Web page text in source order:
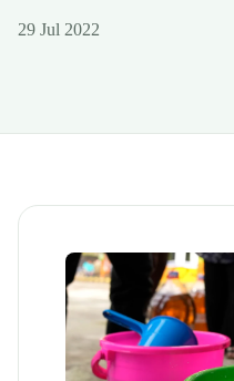
29 Jul 2022